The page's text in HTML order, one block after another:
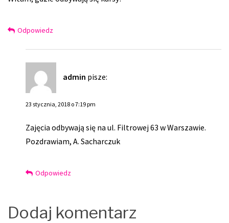
Odpowiedz
admin pisze:
23 stycznia, 2018 o 7:19 pm
Zajęcia odbywają się na ul. Filtrowej 63 w Warszawie.
Pozdrawiam, A. Sacharczuk
Odpowiedz
Dodaj komentarz